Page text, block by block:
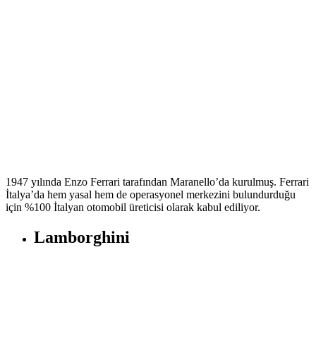
1947 yılında Enzo Ferrari tarafından Maranello’da kurulmuş. Ferrari
İtalya’da hem yasal hem de operasyonel merkezini bulundurduğu
için %100 İtalyan otomobil üreticisi olarak kabul ediliyor.
Lamborghini